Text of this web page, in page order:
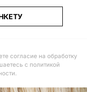
согласие на обработку
с политикой
.